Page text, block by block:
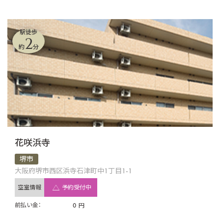
駅徒歩
約2分
花咲浜寺
堺市
大阪府堺市西区浜寺石津町中1丁目1-1
空室情報 予約受付中
前払い金： 0 円